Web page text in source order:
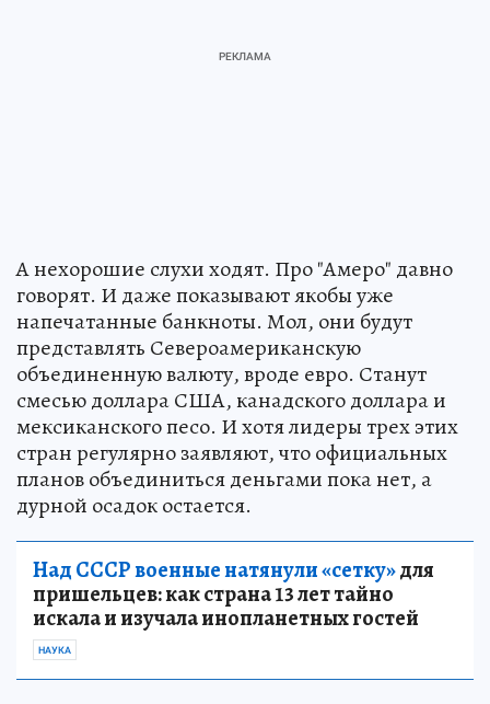
А нехорошие слухи ходят. Про "Амеро" давно
говорят. И даже показывают якобы уже
напечатанные банкноты. Мол, они будут
представлять Североамериканскую
объединенную валюту, вроде евро. Станут
смесью доллара США, канадского доллара и
мексиканского песо. И хотя лидеры трех этих
стран регулярно заявляют, что официальных
планов объединиться деньгами пока нет, а
дурной осадок остается.
Над СССР военные натянули «сетку»для
пришельцев: как страна 13 лет тайно
искала и изучала инопланетных гостей
НАУКА